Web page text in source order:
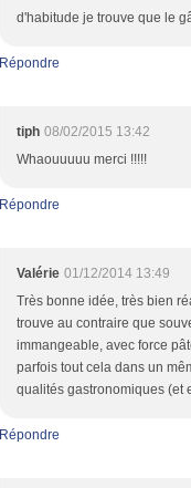
d'habitude je trouve que le
Répondre
tiph 08/02/2015 13:42
Whaouuuuu merci !!!!!
Répondre
Valérie 01/12/2014 13:49
Très bonne idée, très bien
trouve au contraire que
immangeable, avec force
parfois tout cela dans un
qualités gastronomiques (et
Répondre